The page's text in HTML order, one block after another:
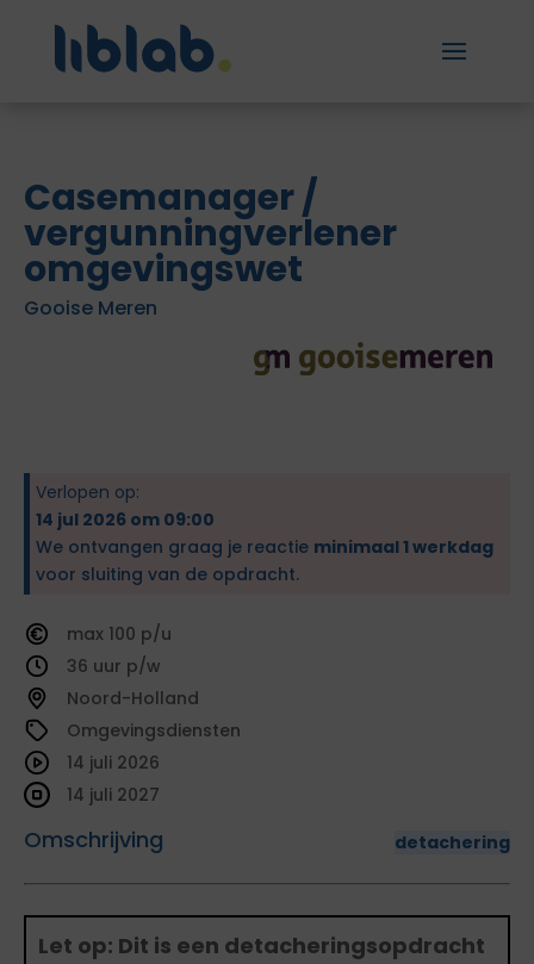
Casemanager /
vergunningverlener
omgevingswet
Gooise Meren
Verlopen op:
14 jul 2026 om 09:00
We ontvangen graag je reactie minimaal 1 werkdag
voor sluiting van de opdracht.
100
36
Noord-Holland
Omgevingsdiensten
Omschrijving detachering
14 juli 2026
14 juli 2027
Let op: Dit is een detacheringsopdracht